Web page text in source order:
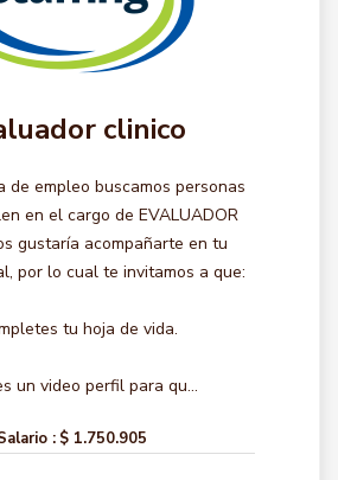
clinico
de empleo buscamos personas
en el cargo de EVALUADOR
gustaría acompañarte en tu
por lo cual te invitamos a que:
tu hoja de vida.
un video perfil para qu...
: $ 1.750.905